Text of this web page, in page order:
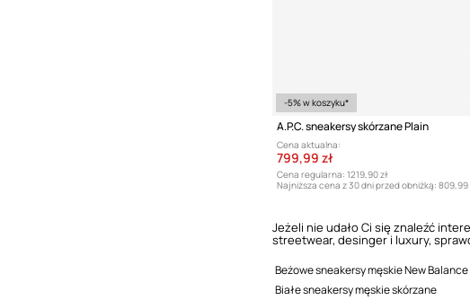
-5% w koszyku*
A.P.C. sneakersy skórzane Plain
Cena aktualna:
799,99 zł
Cena regularna: 1219,90 zł
Najniższa cena z 30 dni przed obniżką: 809,99
Jeżeli nie udało Ci się znaleźć
streetwear, desinger i luxury,
Beżowe sneakersy męskie New Balance
Białe sneakersy męskie skórzane